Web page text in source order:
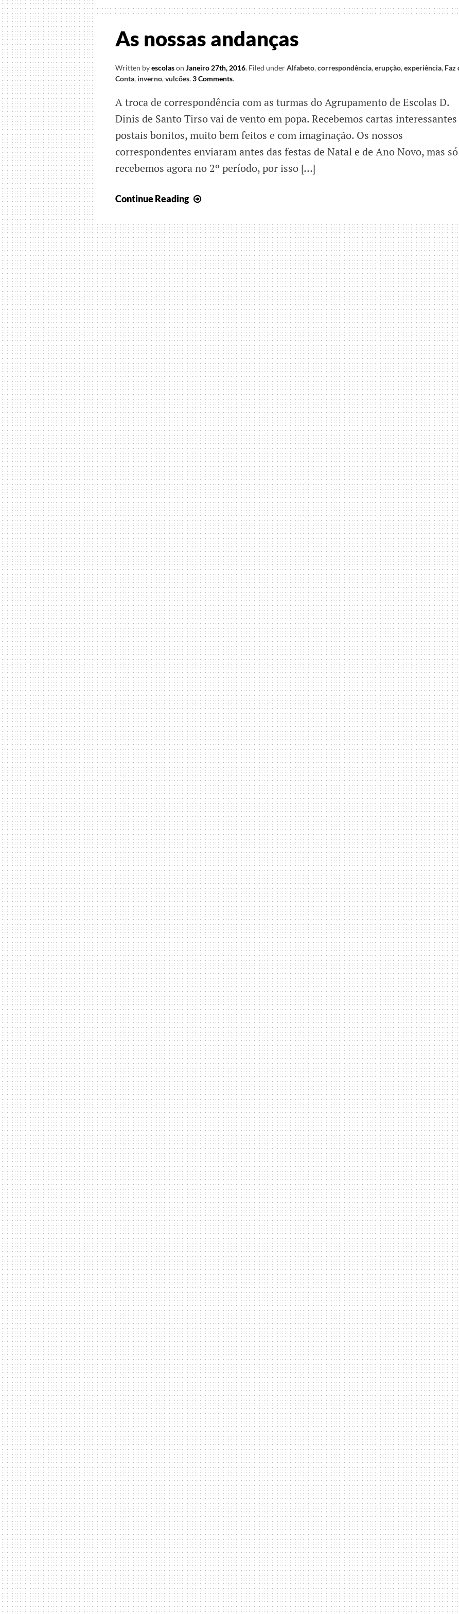
As nossas andanças
Written byescolason Janeiro 27th, 2016. Filed underAlfabeto,correspondência,erupção,experiência, Faz
Conta, inverno,vulcões.3 Comments.
A troca de correspondência com as turmas do Agrupamento de Escolas D.
Dinis de Santo Tirso vai de vento em popa. Recebemos cartas interessantes
postais bonitos, muito bem feitos e com imaginação. Os nossos
correspondentes enviaram antes das festas de Natal e de Ano Novo, mas só
recebemos agora no 2º período, por isso […]
Continue Reading
andanças